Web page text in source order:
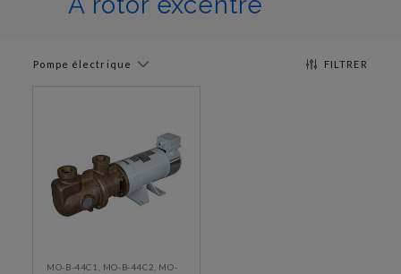
FILTRER
Pompe électrique
MO-B-44C1, MO-B-44C2, MO-